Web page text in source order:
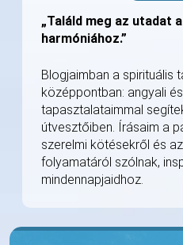
„Találd meg az utadat
harmóniához.”
Blogjaimban a spirituális
középpontban: angyali
tapasztalataimmal
útvesztőiben. Írásaim a
szerelmi kötésekről és
folyamatáról szólnak,
mindennapjaidhoz.